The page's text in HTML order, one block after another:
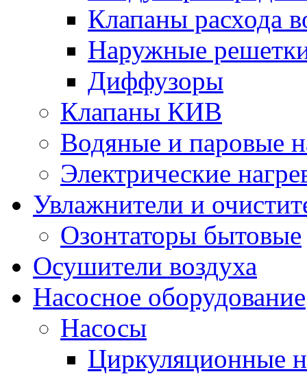
Клапаны расхода
Наружные
Диффузоры
Клапаны КИВ
Водяные и паровые
Электрические
Увлажнители и
Озонтаторы бытовые
Осушители воздуха
Насосное оборудование
Насосы
Циркуляционные